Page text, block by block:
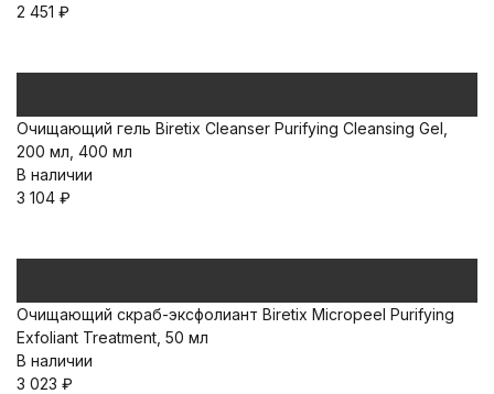
2 451 ₽
Очищающий гель Biretix Cleanser Purifying Cleansing Gel,
200 мл, 400 мл
В наличии
3 104 ₽
Очищающий скраб-эксфолиант Biretix Micropeel Purifying
Exfoliant Treatment, 50 мл
В наличии
3 023 ₽